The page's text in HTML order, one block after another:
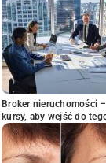
Broker nieruchomości
kursy, aby wejść do